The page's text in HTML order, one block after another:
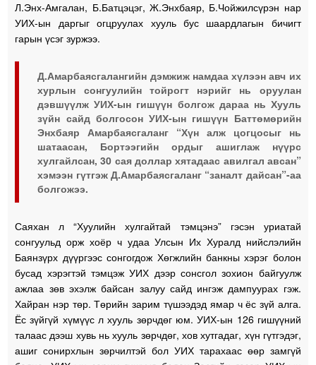
Л.Энх-Амгалан, Б.Батцэцэг, Ж.Энхбаяр, Б.Чойжилсүрэн нар
УИХ-ын даргыг огцруулах хууль бус шаардлагын бичигт
гарын үсэг зуржээ.
Д.Амарбаясгалангийн дэмжиж намдаа хүлээн авч их
хурлын сонгуулийн тойрогт нэрийг нь оруулан
дэвшүүлж УИХ-ын гишүүн болгож дараа нь Хууль
зүйн сайд болгосон УИХ-ын гишүүн Баттөмөрийн
Энхбаяр Амарбаясгаланг “Хүн алж цогцосыг нь
шатаасан, Бортээгийн ордыг ашиглаж нүүрс
хулгайлсан, 30 сая доллар хятадаас авилгал авсан”
хэмээн гүтгэж Д.Амарбаясгаланг “заналт дайсан”-аа
болгожээ.
Саяхан л “Хуулийн хулгайтай тэмцэнэ” гэсэн уриатай
сонгуульд орж хоёр ч удаа Улсын Их Хуралд нийслэлийн
Баянзүрх дүүргээс сонгогдож Хөгжлийн банкны хэрэг болон
бусад хэрэгтэй тэмцэж УИХ дээр сонсгол зохион байгуулж
ажлаа зөв эхэлж байсан залуу сайд ингэж дампуурах гэж.
Хайран нэр төр. Төрийн зарим түшээдэд ямар ч ёс зүй алга.
Ёс зүйгүй хүмүүс л хууль зөрчдөг юм. УИХ-ын 126 гишүүний
талаас дээш хувь нь хууль зөрчдөг, хов хутгадаг, хүн гүтгэдэг,
ашиг сонирхлын зөрчилтэй бол УИХ тарахаас өөр замгүй